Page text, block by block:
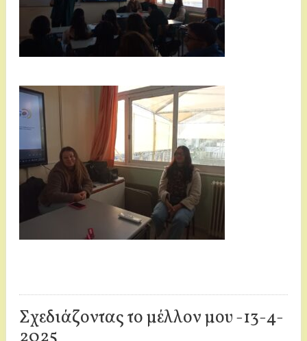
Σχεδιάζοντας το μέλλον μου -13-4-